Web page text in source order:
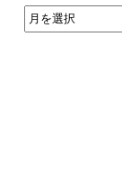
ア
ー
カ